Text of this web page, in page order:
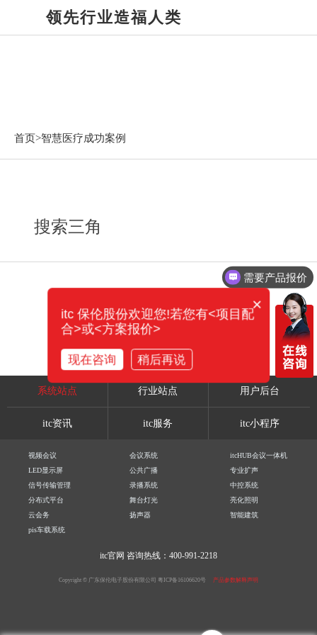
领先行业造福人类
首页>智慧医疗成功案例
搜索三角
系统站点 行业站点 用户后台
itc资讯 itc服务 itc小程序
视频会议 会议系统
itcHUB会议一体机
LED显示屏
公共广播
专业扩声
信号传输管理
录播系统
中控系统
分布式平台
舞台灯光
亮化照明
云会务
扬声器
智能建筑
pis车载系统
itc官网 咨询热线：400-991-2218
Copyright © 广东保伦电子股份有限公司 粤ICP备16106620号 产品参数解释声明
需要产品报价
×
itc 保伦股份欢迎您!若您有<项目配
合>或<方案报价>
现在咨询 稍后再说